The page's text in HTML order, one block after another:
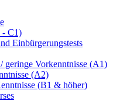
- C1)
Einbürgerungstests
geringe Vorkenntnisse (A1)
(A2)
(B1 & höher)